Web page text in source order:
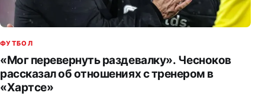
ФУТБОЛ
«Мог перевернуть раздевалку». Чесноков
рассказал об отношениях с тренером в
«Хартсе»